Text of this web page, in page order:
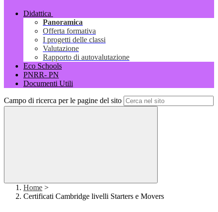
Didattica
Panoramica
Offerta formativa
I progetti delle classi
Valutazione
Rapporto di autovalutazione
Eco Schools
PNRR- PN
Documenti Utili
Campo di ricerca per le pagine del sito
Home >
Certificati Cambridge livelli Starters e Movers